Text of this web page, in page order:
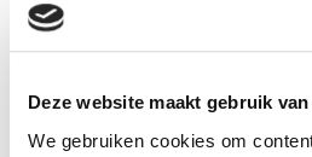
Deze website maakt gebruik
We gebruiken cookies om
anderen juist nieuw. Met de clinics
Het grootste open
zwemevenement